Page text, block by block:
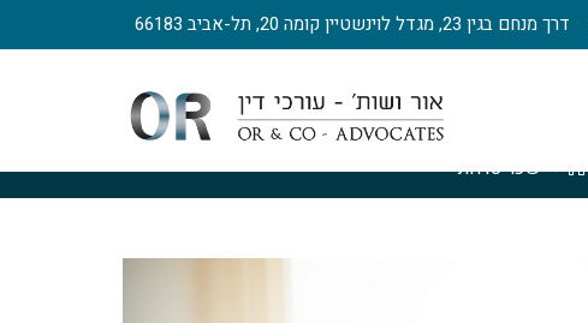
דרך מנחם בגין 23, מגדל לוינשטיין קומה 20, תל-אביב 66183
> שכר טרחת עורך דין מקרקעין > עורך דין העובד על מסמכים